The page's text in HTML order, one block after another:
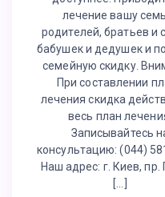
лечение вашу
родителей, братьев и
бабушек и дедушек и
семейную скидку.
При составлении
лечения скидка
весь план
Записывайтесь
консультацию: (044)
Наш адрес: г. Киев, пр.
[…]